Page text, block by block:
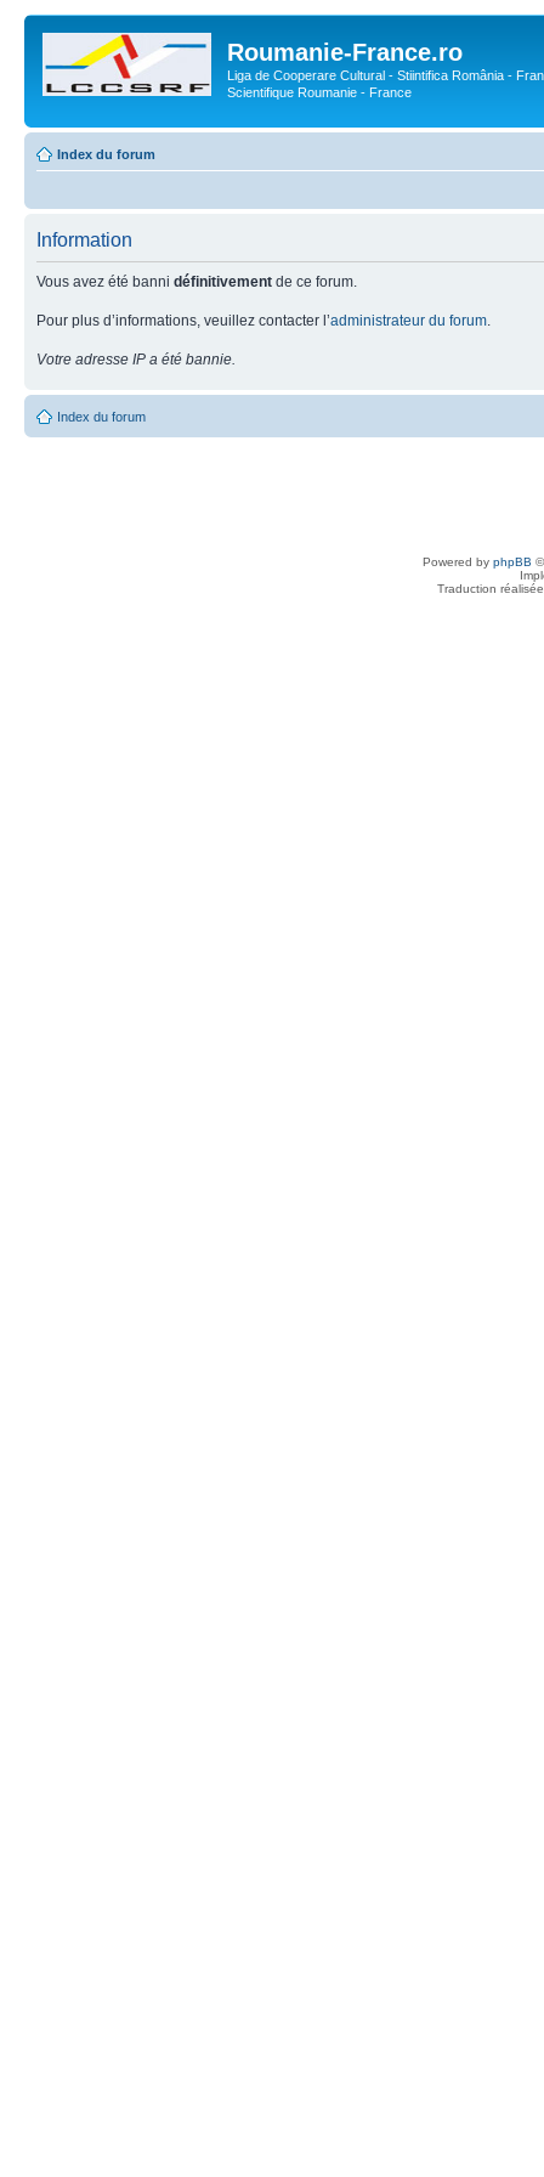
Roumanie-France.ro
Liga de Cooperare Cultural - Stiintifica România -
Scientifique Roumanie - France
Index du forum
Information
Vous avez été banni définitivement de ce forum.
Pour plus d’informations, veuillez contacter l’administrateur du forum
Votre adresse IP a été bannie.
Index du forum
Powered by phpBB
Traduction